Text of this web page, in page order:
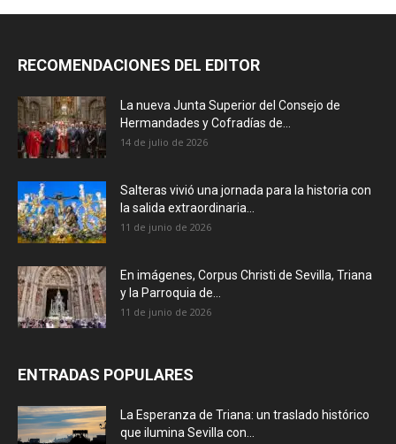
RECOMENDACIONES DEL EDITOR
La nueva Junta Superior del Consejo de
Hermandades y Cofradías de...
14 de julio de 2026
Salteras vivió una jornada para la historia con
la salida extraordinaria...
11 de junio de 2026
En imágenes, Corpus Christi de Sevilla, Triana
y la Parroquia de...
11 de junio de 2026
ENTRADAS POPULARES
La Esperanza de Triana: un traslado histórico
que ilumina Sevilla con...